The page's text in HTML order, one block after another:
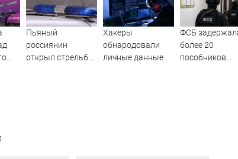
Пьяный
россиянин
открыл стрельбу
Хакеры
обнародовали
личные данные
ФСБ
более 20
пособников